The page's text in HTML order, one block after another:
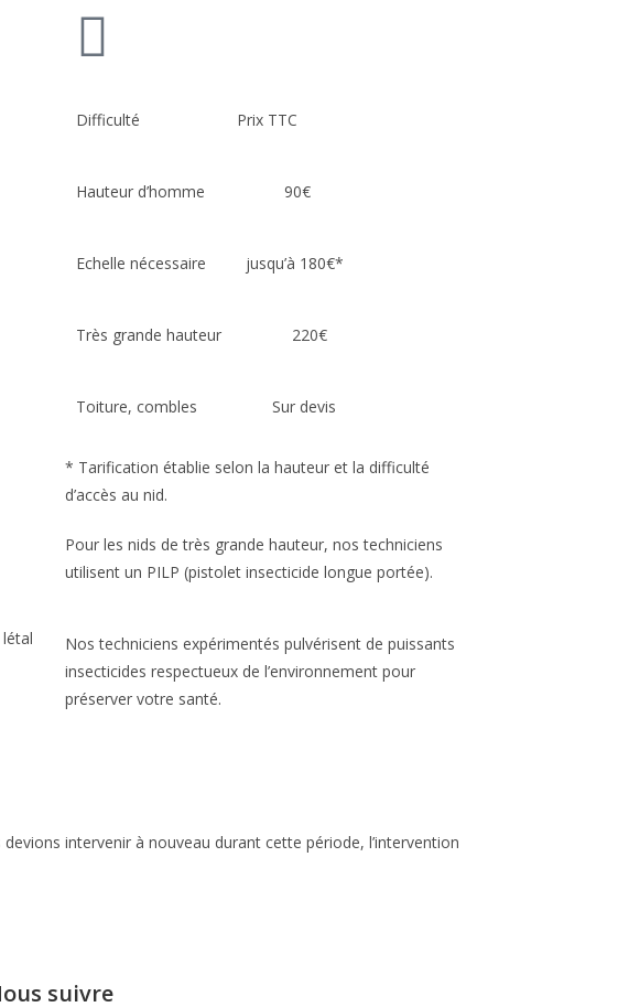
Difficulté Prix TTC
Hauteur d’homme 90€
Echelle nécessaire jusqu’à 180€*
Très grande hauteur 220€
Toiture, combles Sur devis
* Tarification établie selon la hauteur et la difficulté
d’accès au nid.
Pour les nids de très grande hauteur, nos techniciens
utilisent un PILP (pistolet insecticide longue portée).
Nos techniciens expérimentés pulvérisent de puissants
insecticides respectueux de l’environnement pour
préserver votre santé.
intervenir à nouveau durant cette période, l’intervention
suivre